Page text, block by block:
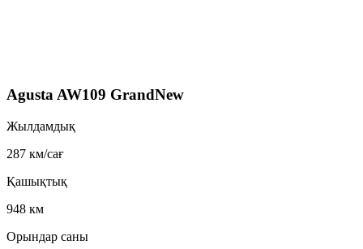
Agusta AW109 GrandNew
Жылдамдық
287 км/сағ
Қашықтық
948 км
Орындар саны